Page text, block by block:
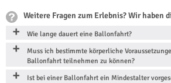
Weitere Fragen zum Erlebnis? Wir haben
Wie lange dauert eine Ballonfahrt?
Muss ich bestimmte körperliche
Ballonfahrt teilnehmen zu können?
Ist bei einer Ballonfahrt ein Mindestalter